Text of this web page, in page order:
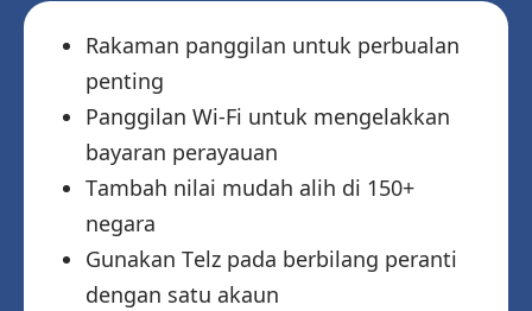
Rakaman panggilan untuk perbualan
penting
Panggilan Wi-Fi untuk mengelakkan
bayaran perayauan
Tambah nilai mudah alih di 150+
negara
Gunakan Telz pada berbilang peranti
dengan satu akaun